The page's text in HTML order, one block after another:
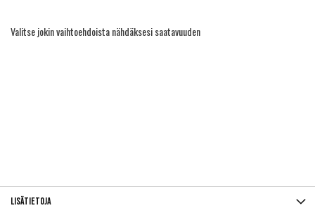
Valitse jokin vaihtoehdoista nähdäksesi saatavuuden
Lisätietoja